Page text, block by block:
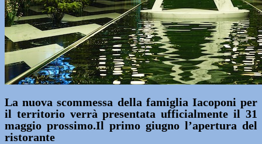
La nuova scommessa della famiglia Iacoponi per
il territorio verrà presentata ufficialmente il 31
maggio prossimo.Il primo giugno l’apertura del
ristorante